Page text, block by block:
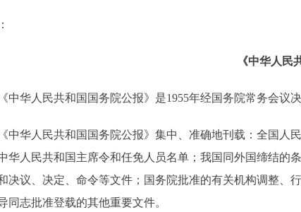
《中华人民
华人民共和国国务院公报》是1955年经国务院常务会议决
华人民共和国国务院公报》集中、准确地刊载：全国人
华人民共和国主席令和任免人员名单；我国同外国缔结的
决议、决定、命令等文件；国务院批准的有关机构调整、
同志批准登载的其他重要文件。